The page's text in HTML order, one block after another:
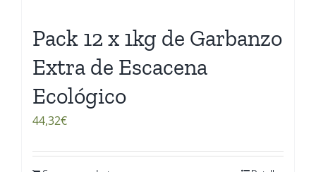
Pack 12 x 1kg de Garbanzo
Extra de Escacena
Ecológico
44,32€